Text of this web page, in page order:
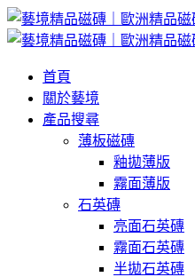
首頁
關於藝境
產品搜尋
薄板磁磚
釉拋薄版
霧面薄版
石英磚
亮面石英磚
霧面石英磚
半拋石英磚